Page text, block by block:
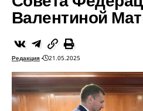
Валентиной
Редакция 21.05.2025